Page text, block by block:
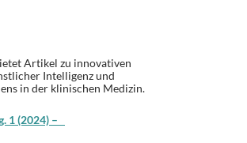
Artikel zu innovativen
Intelligenz und
in der klinischen Medizin.
1 (2024) –